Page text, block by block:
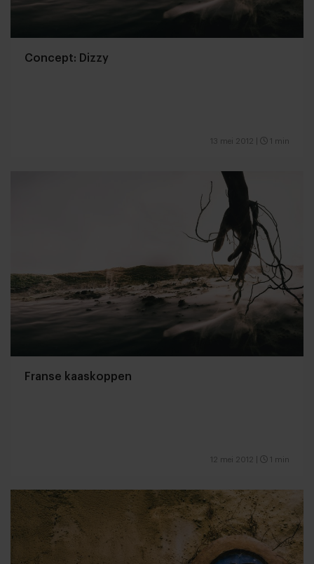
Concept: Dizzy
13 mei 2012 1 min
Franse kaaskoppen
12 mei 2012 1 min